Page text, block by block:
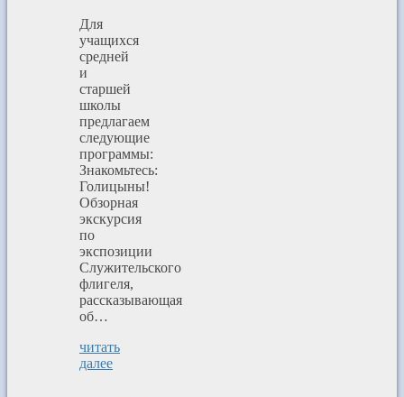
Для
учащихся
средней
и
старшей
школы
предлагаем
следующие
программы:
Знакомьтесь:
Голицыны!
Обзорная
экскурсия
по
экспозиции
Служительского
флигеля,
рассказывающая
об…
читать
далее